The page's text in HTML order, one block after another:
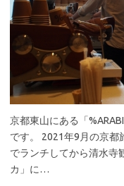
京都東山にある「
です。 2021年9月の京都
でランチしてから清水寺
カ」に…